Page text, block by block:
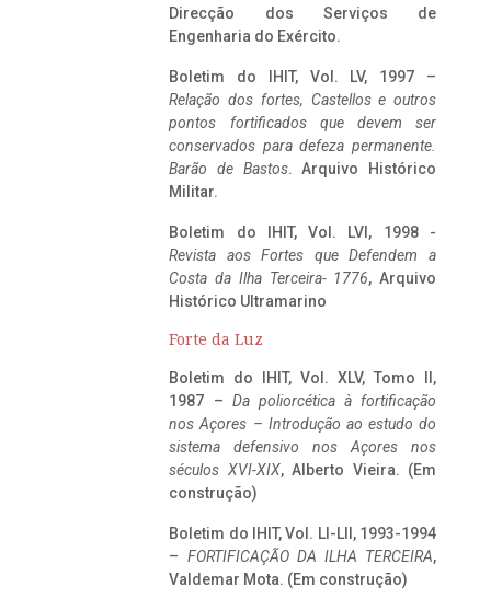
Direcção dos Serviços de
Engenharia do Exército.
Boletim do IHIT, Vol. LV, 1997 –
Relação dos fortes, Castellos e outros
pontos fortificados que devem ser
conservados para defeza permanente.
Barão de Bastos. Arquivo Histórico
Militar.
Boletim do IHIT, Vol. LVI, 1998 -
Revista aos Fortes que Defendem a
Costa da Ilha Terceira- 1776, Arquivo
Histórico Ultramarino
Forte da Luz
Boletim do IHIT, Vol. XLV, Tomo II,
1987 – Da poliorcética à fortificação
nos Açores – Introdução ao estudo do
sistema defensivo nos Açores nos
séculos XVI-XIX, Alberto Vieira. (Em
construção)
Boletim do IHIT, Vol. LI-LII, 1993-1994
– FORTIFICAÇÃO DA ILHA TERCEIRA,
Valdemar Mota. (Em construção)